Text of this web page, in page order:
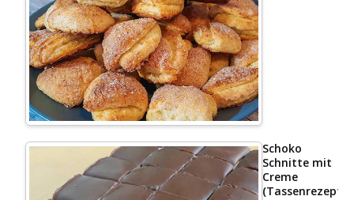
Schoko
Schnitte mit
Creme
(Tassenrezept)